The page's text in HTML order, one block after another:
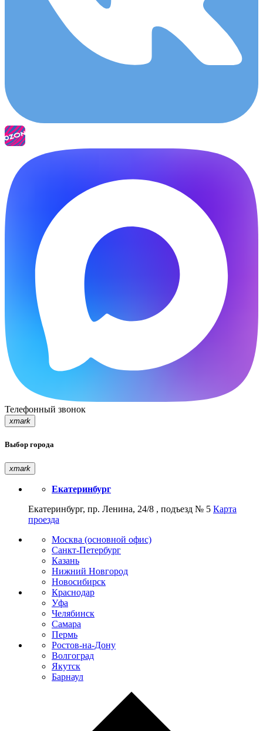
Телефонный звонок
xmark
Выбор города
xmark
Екатеринбург
Екатеринбург, пр. Ленина, 24/8 , подъезд № 5 Карта
проезда
Москва (основной офис)
Санкт-Петербург
Казань
Нижний Новгород
Новосибирск
Краснодар
Уфа
Челябинск
Самара
Пермь
Ростов-на-Дону
Волгоград
Якутск
Барнаул